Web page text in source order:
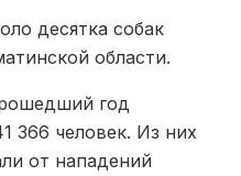
десятка собак
области.
год
366 человек. Из них
от нападений